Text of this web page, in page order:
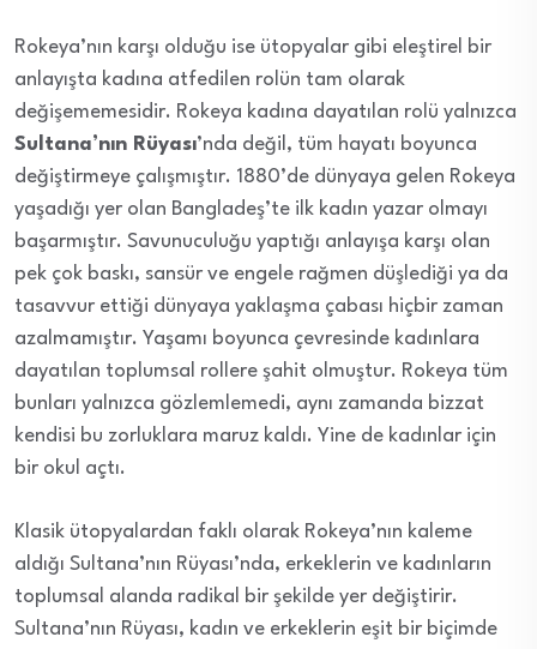
Rokeya’nın karşı olduğu ise ütopyalar gibi eleştirel bir
anlayışta kadına atfedilen rolün tam olarak
değişememesidir. Rokeya kadına dayatılan rolü yalnızca
Sultana’nın Rüyası’nda değil, tüm hayatı boyunca
değiştirmeye çalışmıştır. 1880’de dünyaya gelen Rokeya
yaşadığı yer olan Bangladeş’te ilk kadın yazar olmayı
başarmıştır. Savunuculuğu yaptığı anlayışa karşı olan
pek çok baskı, sansür ve engele rağmen düşlediği ya da
tasavvur ettiği dünyaya yaklaşma çabası hiçbir zaman
azalmamıştır. Yaşamı boyunca çevresinde kadınlara
dayatılan toplumsal rollere şahit olmuştur. Rokeya tüm
bunları yalnızca gözlemlemedi, aynı zamanda bizzat
kendisi bu zorluklara maruz kaldı. Yine de kadınlar için
bir okul açtı.
Klasik ütopyalardan faklı olarak Rokeya’nın kaleme
aldığı Sultana’nın Rüyası’nda, erkeklerin ve kadınların
toplumsal alanda radikal bir şekilde yer değiştirir.
Sultana’nın Rüyası, kadın ve erkeklerin eşit bir biçimde